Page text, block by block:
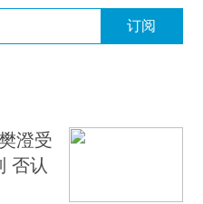
订阅
澄受
否认